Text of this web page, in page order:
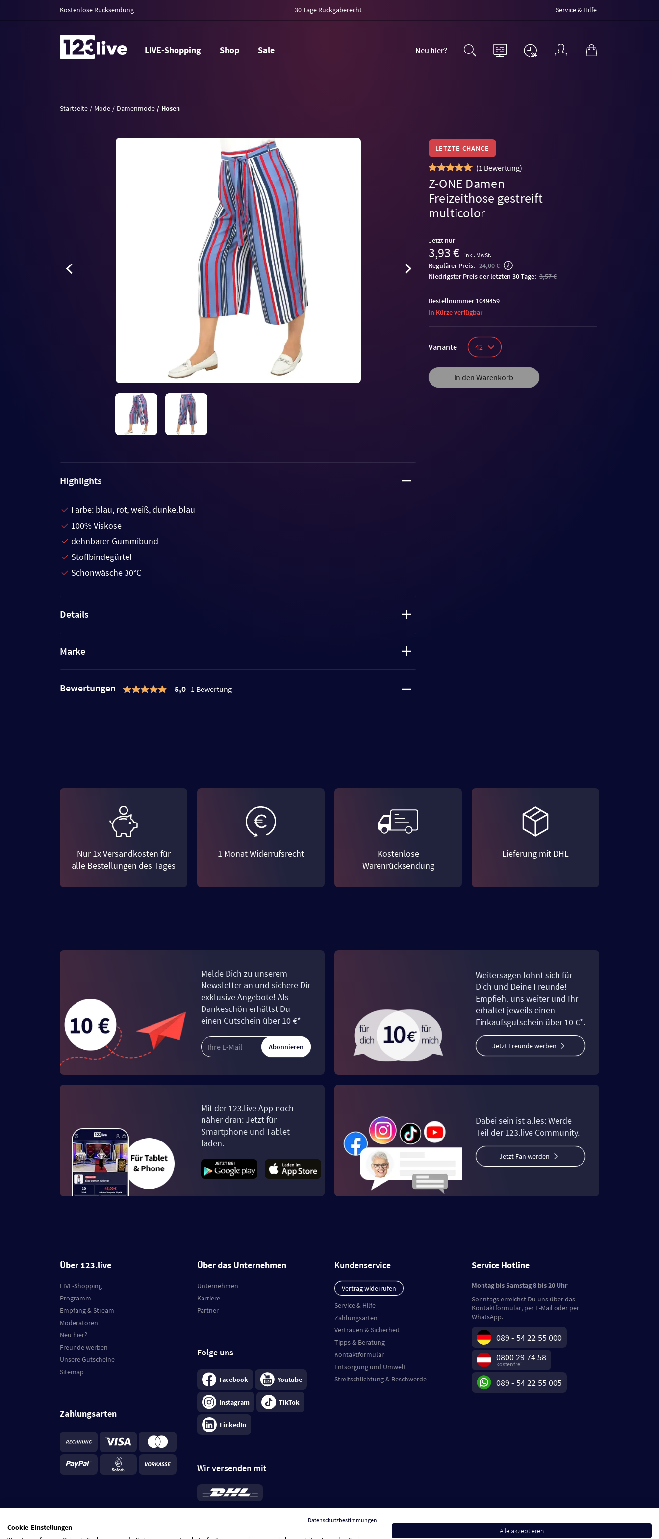
Kostenlose Rücksendung 30 Tage Rückgaberecht Service & Hilfe
LIVE-Shopping Shop Sale Neu hier?
Startseite Mode Damenmode Hosen
LETZTE CHANCE
(1 Bewertung)
Z-ONE Damen
Freizeithose gestreift
multicolor
Jetzt nur
3,93 € inkl. MwSt.
Regulärer Preis: 24,00 €
niedrigster Preis der letzten 30 Tage: 3,57 €
Variante 42
In den Warenkorb
Bestellnummer 1049459
In Kürze verfügbar
Highlights
Farbe: blau, rot, weiß, dunkelblau
100% Viskose
dehnbarer Gummibund
Stoffbindegürtel
Schonwäsche 30°C
Details
Marke
Bewertungen 5,0 1 Bewertung
Nur 1x Versandkosten für
alle Bestellungen des Tages
1 Monat Widerrufsrecht
Kostenlose
Warenrücksendung
Lieferung mit DHL
Melde Dich zu unserem
Newsletter an und sichere Dir
exklusive Angebote! Als
Dankeschön erhältst Du
einen Gutschein über 10 €*
Abonnieren
Weitersagen lohnt sich für
Dich und Deine Freunde!
Empfiehl uns weiter und Ihr
erhaltet jeweils einen
Einkaufsgutschein über 10 €*.
Jetzt Freunde werben
Mit der 123.live App noch
näher dran: Jetzt für
Smartphone und Tablet
laden.
Dabei sein ist alles: Werde
Teil der 123.live Community.
Jetzt Fan werden
Über 123.live
LIVE-Shopping
Programm
Empfang & Stream
Moderatoren
Neu hier?
Freunde werben
Unsere Gutscheine
Sitemap
Zahlungsarten
Über das Unternehmen
Unternehmen
Karriere
Partner
Folge uns
Facebook Youtube
Instagram TikTok
LinkedIn
Wir versenden mit
*Standard 6,95 €; bei Kühlware zzgl. 0,99 €
je Bestellung, insgesamt 7,94 €. Lieferzeit3-
Kundenservice
Vertrag widerrufen
Service & Hilfe
Zahlungsarten
Vertrauen & Sicherheit
Tipps & Beratung
Kontaktformular
Entsorgung und Umwelt
Streitschlichtung & Beschwerde
Service Hotline
Montag bis Samstag 8 bis 20 Uhr
Sonntags erreichst Du uns über das
Kontaktformular, per E-Mail oder per
WhatsApp.
089 - 54 22 55 000
0800 29 74 58
kostenfrei
089 - 54 22 55 005
Datenschutzbestimmungen
Cookie-Einstellungen Alle akzeptieren